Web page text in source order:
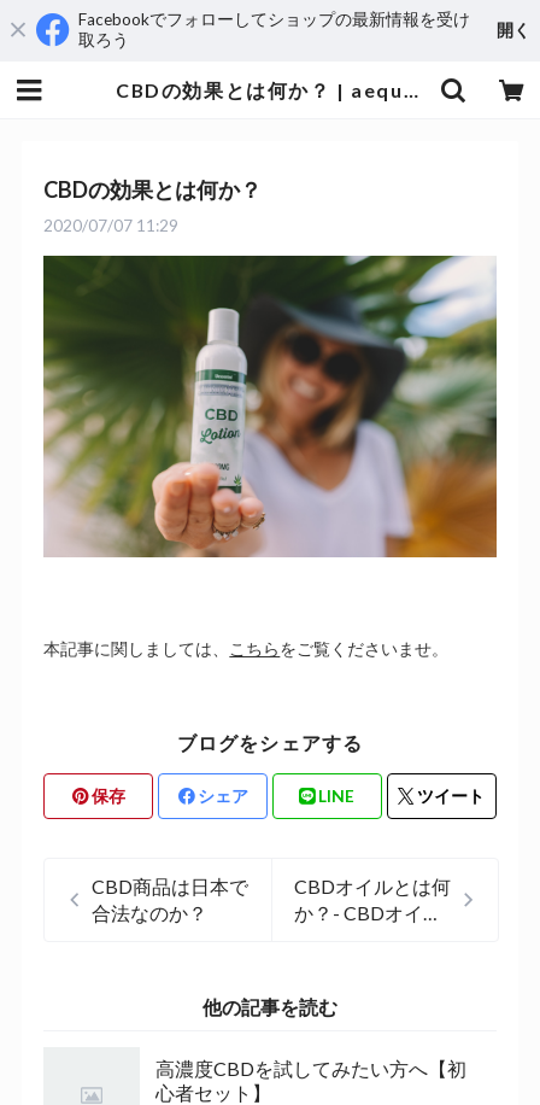
Facebookでフォローしてショップの最新情報を受け
取ろう
開く
CBDの効果とは何か？ | aequus
CBDの効果とは何か？
2020/07/07 11:29
本記事に関しましては、 こちらをご覧くださいませ。
ブログをシェアする
保存 シェア LINE ツイート
CBD商品は日本で
合法なのか？
CBDオイルとは何
か？- CBDオイル
他の記事を読む
高濃度CBDを試してみたい方へ【初
心者セット】